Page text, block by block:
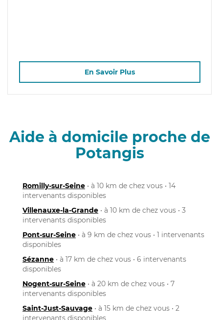
En Savoir Plus
Aide à domicile proche de
Potangis
Romilly-sur-Seine • à 10 km de chez vous • 14
intervenants disponibles
Villenauxe-la-Grande • à 10 km de chez vous • 3
intervenants disponibles
Pont-sur-Seine • à 9 km de chez vous • 1 intervenants
disponibles
Sézanne • à 17 km de chez vous • 6 intervenants
disponibles
Nogent-sur-Seine • à 20 km de chez vous • 7
intervenants disponibles
Saint-Just-Sauvage • à 15 km de chez vous • 2
intervenants disponibles